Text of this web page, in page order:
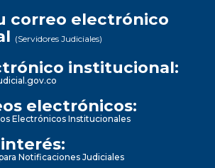
correo electrónico
(Servidores Judiciales)
institucional:
electrónicos:
Electrónicos Institucionales
Notificaciones Judiciales